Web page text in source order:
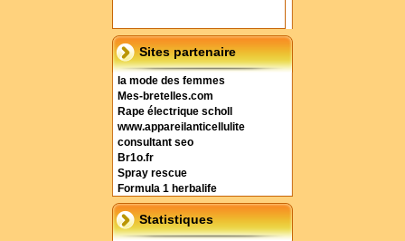
Sites partenaire
la mode des femmes
Mes-bretelles.com
Rape électrique scholl
www.appareilanticellulite
consultant seo
Br1o.fr
Spray rescue
Formula 1 herbalife
Statistiques